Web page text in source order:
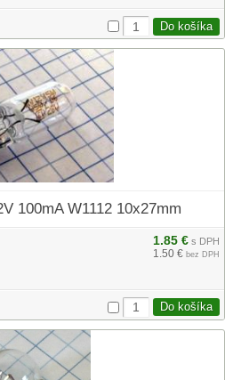
100mA W1112 10x27mm
1.85 € s DPH
1.50 € bez DPH